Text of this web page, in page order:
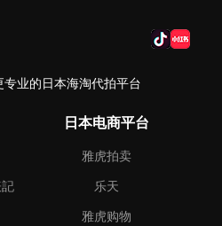
业的日本海淘代拍平台
日本电商平台
雅虎拍卖
乐天
雅虎购物